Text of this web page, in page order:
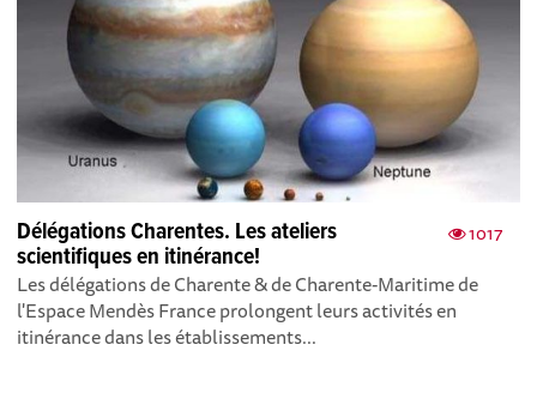
1017
Délégations Charentes. Les ateliers
scientifiques en itinérance!
Les délégations de Charente & de Charente-Maritime de
l'Espace Mendès France prolongent leurs activités en
itinérance dans les établissements...